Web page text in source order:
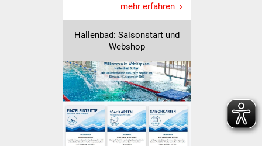
Ostermarkt
Einrichtungen
Hallenbad
Stadtbücherei
mehr erfahren
Hallenbad: Saisonstart und
Webshop